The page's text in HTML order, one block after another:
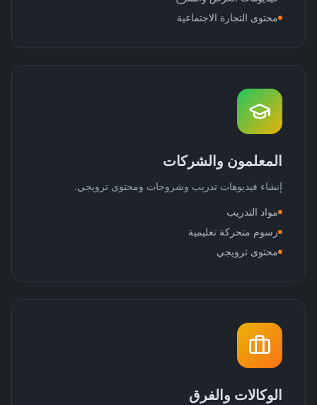
محتوى التجارة الاجتماعية
المعلمون والشركات
إنشاء فيديوهات تدريب وشروحات ومحتوى ترويجي.
مواد التدريب
رسوم متحركة تعليمية
محتوى ترويجي
الوكالات والفرق